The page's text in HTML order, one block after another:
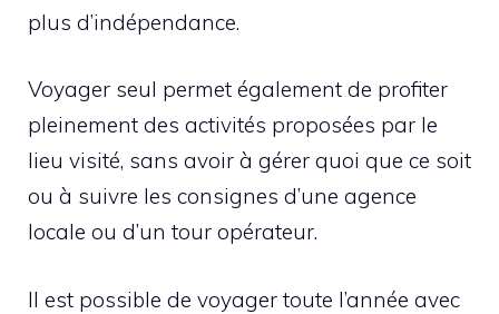
plus d’indépendance.
Voyager seul permet également de profiter
pleinement des activités proposées par le
lieu visité, sans avoir à gérer quoi que ce soit
ou à suivre les consignes d’une agence
locale ou d’un tour opérateur.
Il est possible de voyager toute l’année avec